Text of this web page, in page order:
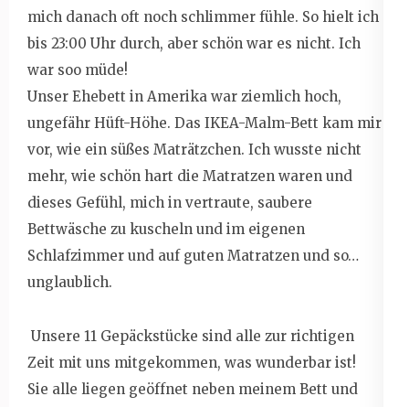
mich danach oft noch schlimmer fühle. So hielt ich
bis 23:00 Uhr durch, aber schön war es nicht. Ich
war soo müde!
Unser Ehebett in Amerika war ziemlich hoch,
ungefähr Hüft-Höhe. Das IKEA-Malm-Bett kam mir
vor, wie ein süßes Maträtzchen. Ich wusste nicht
mehr, wie schön hart die Matratzen waren und
dieses Gefühl, mich in vertraute, saubere
Bettwäsche zu kuscheln und im eigenen
Schlafzimmer und auf guten Matratzen und so…
unglaublich.
Unsere 11 Gepäckstücke sind alle zur richtigen
Zeit mit uns mitgekommen, was wunderbar ist!
Sie alle liegen geöffnet neben meinem Bett und